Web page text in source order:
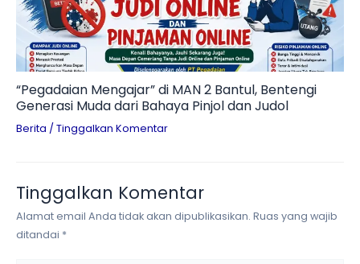
“Pegadaian Mengajar” di MAN 2 Bantul, Bentengi
Generasi Muda dari Bahaya Pinjol dan Judol
Berita / Tinggalkan Komentar
Tinggalkan Komentar
Alamat email Anda tidak akan dipublikasikan. Ruas yang wajib
ditandai *